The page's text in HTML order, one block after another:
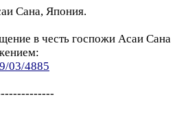
Сана, Япония.
в честь госпожи Асаи Сана
03/4885